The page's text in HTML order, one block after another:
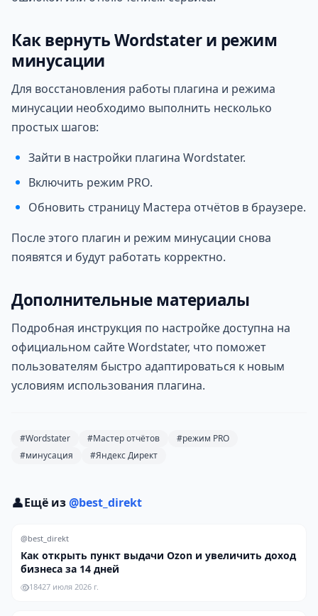
Как вернуть Wordstater и режим
минусации
Для восстановления работы плагина и режима
минусации необходимо выполнить несколько
простых шагов:
Зайти в настройки плагина Wordstater.
Включить режим PRO.
Обновить страницу Мастера отчётов в браузере.
После этого плагин и режим минусации снова
появятся и будут работать корректно.
Дополнительные материалы
Подробная инструкция по настройке доступна на
официальном сайте Wordstater, что поможет
пользователям быстро адаптироваться к новым
условиям использования плагина.
#Wordstater #Мастер отчётов
#режим PRO
#минусация
#Яндекс Директ
👤Ещё из@best_direkt
@best_direkt
Как открыть пункт выдачи Ozon и увеличить доход
бизнеса за 14 дней
18427 июля 2026 г.